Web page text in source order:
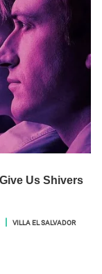
VILLA EL SALVADOR